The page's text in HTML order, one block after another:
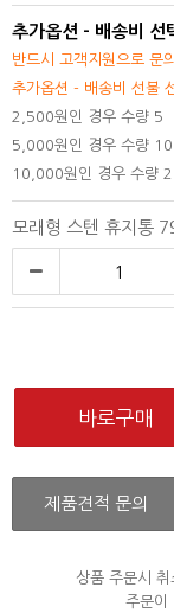
추가옵션 - 배송비 선
반드시 고객지원으로 문
추가옵션 - 배송비 선불
2,500원인 경우 수량 5
5,000원인 경우 수량 10
10,000원인 경우 수량
모래형 스텐 휴지통
제품견적 문의
상품 주문시
주문이